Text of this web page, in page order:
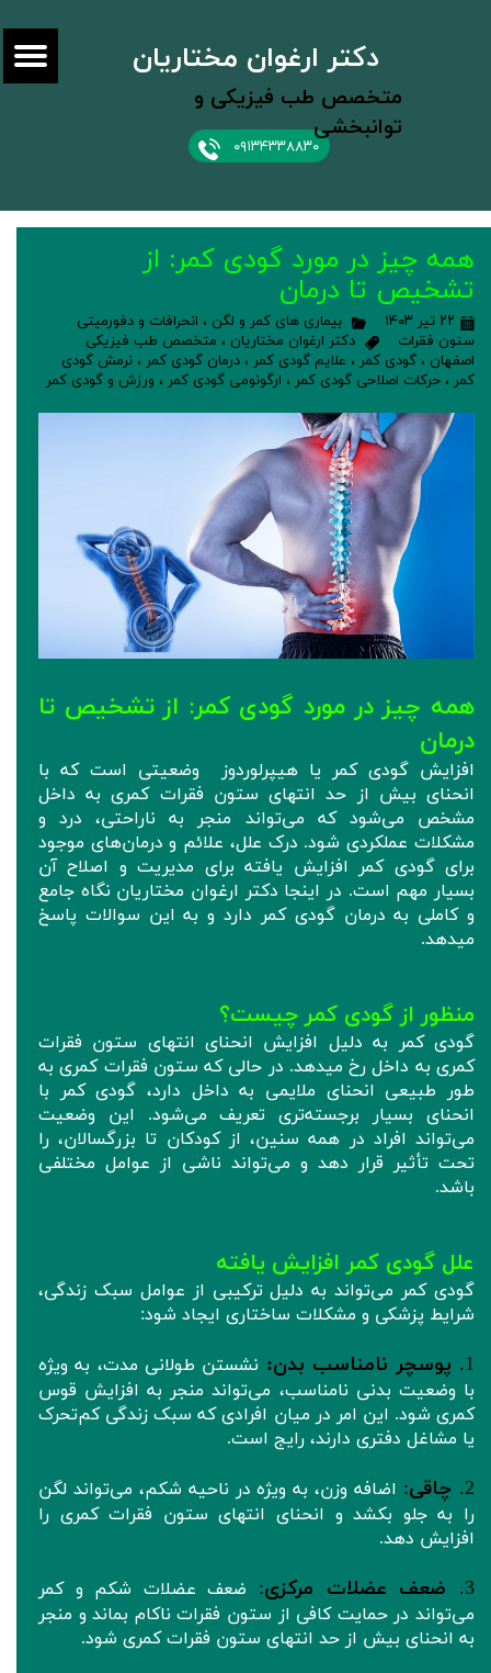
۰۹۱۳۴۳۳۸۸۳۰
دکتر ارغوان مختاریان
متخصص طب فیزیکی و
توانبخشی
همه چیز در مورد گودی کمر: از
تشخیص تا درمان
۲۲ تیر ۱۴۰۳ بیماری های کمر و لگن ، انحرافات و دفورمیتی
ستون فقرات
دکتر ارغوان مختاریان ، متخصص طب فیزیکی
اصفهان ، گودی کمر ، علایم گودی کمر ، درمان گودی کمر ، نرمش گودی
کمر ، حرکات اصلاحی گودی کمر ، ارگونومی گودی کمر ، ورزش و گودی کمر
همه چیز در مورد گودی کمر: از تشخیص تا
درمان
افزایش گودی کمر یا هیپرلوردوز وضعیتی است که با
انحنای بیش از حد انتهای ستون فقرات کمری به داخل
مشخص می‌شود که می‌تواند منجر به ناراحتی، درد و
مشکلات عملکردی شود. درک علل، علائم و درمان‌های موجود
برای گودی کمر افزایش یافته برای مدیریت و اصلاح آن
بسیار مهم است. در اینجا دکتر ارغوان مختاریان نگاه جامع
و کاملی به درمان گودی کمر دارد و به این سوالات پاسخ
میدهد.
منظور از گودی کمر چیست؟
گودی کمر به دلیل افزایش انحنای انتهای ستون فقرات
کمری به داخل رخ میدهد. در حالی که ستون فقرات کمری به
طور طبیعی انحنای ملایمی به داخل دارد، گودی کمر با
انحنای بسیار برجسته‌تری تعریف می‌شود. این وضعیت
می‌تواند افراد در همه سنین، از کودکان تا بزرگسالان، را
تحت تأثیر قرار دهد و می‌تواند ناشی از عوامل مختلفی
باشد.
علل گودی کمر افزایش یافته
گودی کمر می‌تواند به دلیل ترکیبی از عوامل سبک زندگی،
شرایط پزشکی و مشکلات ساختاری ایجاد شود:
1. پوسچر نامناسب بدن: نشستن طولانی مدت، به ویژه
با وضعیت بدنی نامناسب، می‌تواند منجر به افزایش قوس
کمری شود. این امر در میان افرادی که سبک زندگی کم‌تحرک
یا مشاغل دفتری دارند، رایج است.
2. چاقی: اضافه وزن، به ویژه در ناحیه شکم، می‌تواند لگن
را به جلو بکشد و انحنای انتهای ستون فقرات کمری را
افزایش دهد.
3. ضعف عضلات مرکزی: ضعف عضلات شکم و کمر
می‌تواند در حمایت کافی از ستون فقرات ناکام بماند و منجر
به انحنای بیش از حد انتهای ستون فقرات کمری شود.